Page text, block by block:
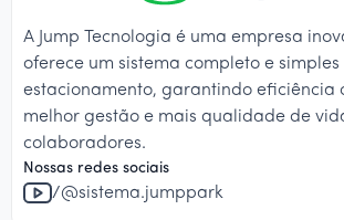
A Jump Tecnologia é uma empresa
oferece um sistema completo e
estacionamento, garantindo eficiência
melhor gestão e mais qualidade de
colaboradores.
Nossas redes sociais
/@sistema.jumppark